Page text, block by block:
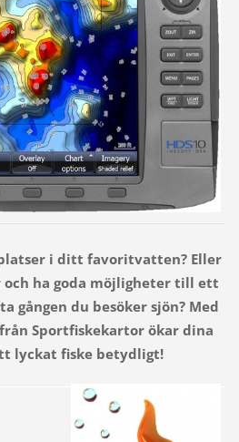
i ditt favoritvatten? Eller
ha goda möjligheter till ett
gången du besöker sjön? Med
Sportfiskekartor ökar dina
lyckat fiske betydligt!